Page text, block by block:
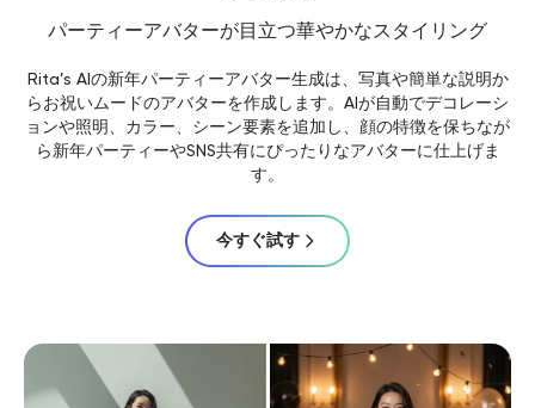
パーティーアバターが目立つ華やかなスタイリング
Rita’s AIの新年パーティーアバター生成は、写真や簡単な説明か
らお祝いムードのアバターを作成します。AIが自動でデコレーシ
ョンや照明、カラー、シーン要素を追加し、顔の特徴を保ちなが
ら新年パーティーやSNS共有にぴったりなアバターに仕上げま
す。
今すぐ試す